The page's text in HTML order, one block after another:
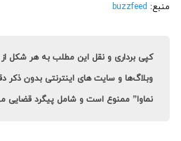
منبع: buzzfeed
کپی برداری و نقل این مطلب به هر شکل
وبلاگ‌ها و سایت های اینترنتی بدون ذکر
نماوا” ممنوع است و شامل پیگرد قضایی